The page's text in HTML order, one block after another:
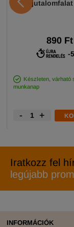
jutalomfalat
890 Ft
-
Készleten, várható
munkanap
- +
Iratkozz fel
legújabb
INFORMÁCIÓK